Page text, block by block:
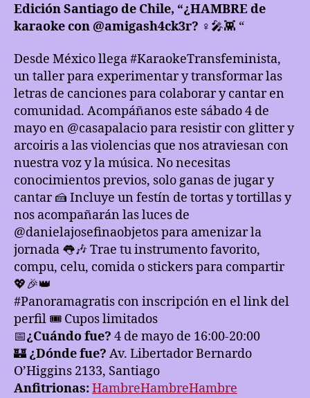
Edición Santiago de Chile, “¿HAMBRE de
karaoke con @amigash4ck3r? ♀️🎤👾 “
Desde México llega #KaraokeTransfeminista,
un taller para experimentar y transformar las
letras de canciones para colaborar y cantar en
comunidad. Acompáñanos este sábado 4 de
mayo en @casapalacio para resistir con glitter y
arcoiris a las violencias que nos atraviesan con
nuestra voz y la música. No necesitas
conocimientos previos, solo ganas de jugar y
cantar 🍰 Incluye un festín de tortas y tortillas y
nos acompañarán las luces de
@danielajosefinaobjetos para amenizar la
jornada 👅🎶 Trae tu instrumento favorito,
compu, celu, comida o stickers para compartir
💖🎉👑
#Panoramagratis con inscripción en el link del
perfil 🎟️ Cupos limitados
📅¿Cuándo fue? 4 de mayo de 16:00-20:00
🏰 ¿Dónde fue? Av. Libertador Bernardo
O’Higgins 2133, Santiago
Anfitrionas:HambreHambreHambre